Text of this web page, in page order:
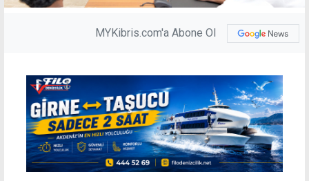
MYKibris.com'a Abone Ol